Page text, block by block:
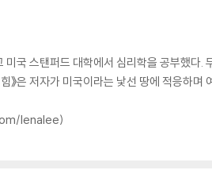
국 스탠퍼드 대학에서 심리학을 공부했다
》은 저자가 미국이라는 낯선 땅에 적응하
lenalee)